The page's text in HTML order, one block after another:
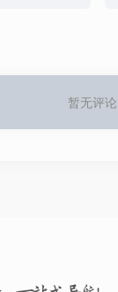
暂无评